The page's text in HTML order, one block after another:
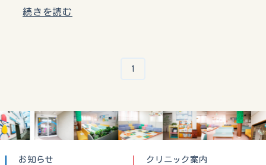
続きを読む
1
お知らせ クリニック案内